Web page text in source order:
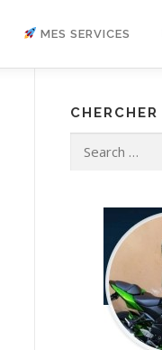
MES SERVICES
CHERCHER
Search for: